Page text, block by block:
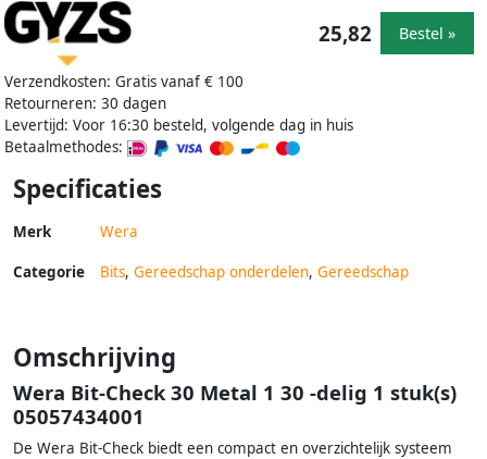
Verzendkosten: Gratis vanaf € 100
Retourneren: 30 dagen
Levertijd: Voor 16:30 besteld, volgende dag in huis
Betaalmethodes:
25,82 Bestel »
Specificaties
Merk Wera
Categorie Bits, Gereedschap onderdelen, Gereedschap
Omschrijving
Wera Bit-Check 30 Metal 1 30 -delig 1 stuk(s)
05057434001
De Wera Bit-Check biedt een compact en overzichtelijk systeem